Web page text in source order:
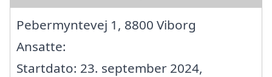
Pebermyntevej 1, 8800 Viborg
Ansatte:
Startdato: 23. september 2024,